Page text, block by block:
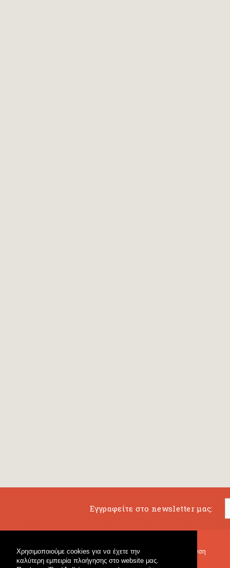
Χρησιμοποιούμε cookies για να έχετε την
καλύτερη εμπειρία πλοήγησης στο website μας.
Εγγραφείτε στο newsletter μας:
Μουσικό Βιβλιοπωλείο
Κρουστά & Εκπαιδευτικό Υλικό
Μουσική Εκπαίδευση
Fagotto Blog